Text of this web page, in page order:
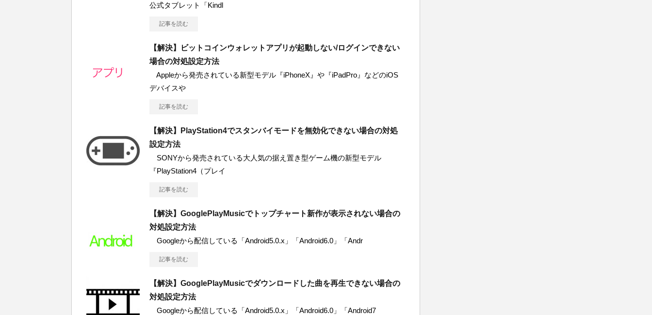
公式タブレット「Kindl
記事を読む
【解決】ビットコインウォレットアプリが起動しない/ログインできない
場合の対処設定方法
Appleから発売されている新型モデル『iPhoneX』や『iPadPro』などのiOS
デバイスや
記事を読む
【解決】PlayStation4でスタンバイモードを無効化できない場合の対処
設定方法
SONYから発売されている大人気の据え置き型ゲーム機の新型モデル
『PlayStation4（プレイ
記事を読む
【解決】GooglePlayMusicでトップチャート新作が表示されない場合の
対処設定方法
Googleから配信している「Android5.0.x」「Android6.0」「Andr
記事を読む
【解決】GooglePlayMusicでダウンロードした曲を再生できない場合の
対処設定方法
Googleから配信している「Android5.0.x」「Android6.0」「Android7